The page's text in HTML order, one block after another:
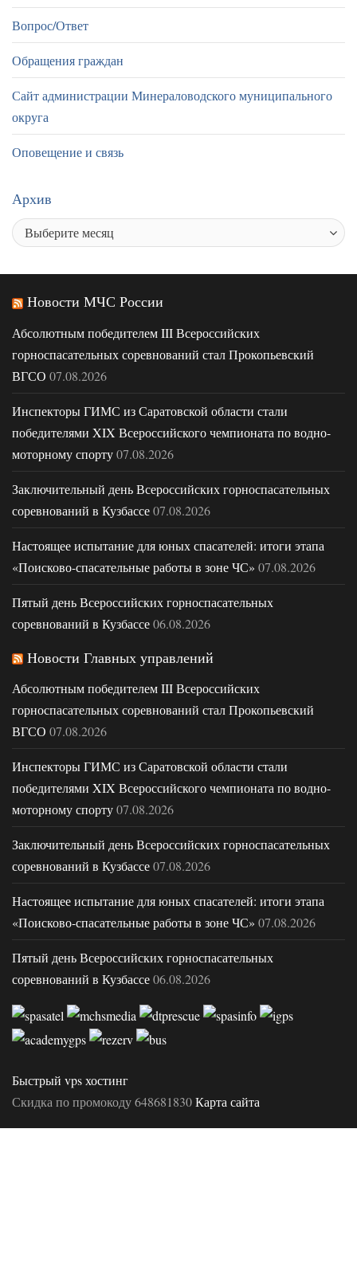
Вопрос/Ответ
Обращения граждан
Сайт администрации Минераловодского муниципального
округа
Оповещение и связь
Архив
Новости МЧС России
Абсолютным победителем III Всероссийских
горноспасательных соревнований стал Прокопьевский
ВГСО 07.08.2026
Инспекторы ГИМС из Саратовской области стали
победителями XIX Всероссийского чемпионата по водно-
моторному спорту07.08.2026
Заключительный день Всероссийских горноспасательных
соревнований в Кузбассе07.08.2026
Настоящее испытание для юных спасателей: итоги этапа
«Поисково-спасательные работы в зоне ЧС» 07.08.2026
Пятый день Всероссийских горноспасательных
соревнований в Кузбассе06.08.2026
Новости Главных управлений
Абсолютным победителем III Всероссийских
горноспасательных соревнований стал Прокопьевский
ВГСО 07.08.2026
Инспекторы ГИМС из Саратовской области стали
победителями XIX Всероссийского чемпионата по водно-
моторному спорту07.08.2026
Заключительный день Всероссийских горноспасательных
соревнований в Кузбассе07.08.2026
Настоящее испытание для юных спасателей: итоги этапа
«Поисково-спасательные работы в зоне ЧС» 07.08.2026
Пятый день Всероссийских горноспасательных
соревнований в Кузбассе06.08.2026
Быстрый vps хостинг
Скидка по промокоду 648681830Карта сайта